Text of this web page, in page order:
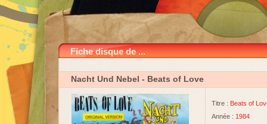
Fiche disque de ...
Nacht Und Nebel - Beats of Love
Titre : Beats of
Année : 1984